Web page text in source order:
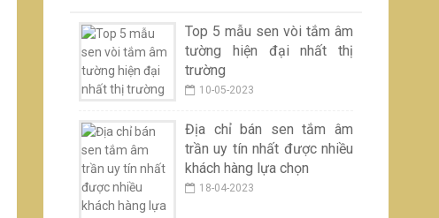
Top 5 mẫu sen vòi tắm âm
tường hiện đại nhất thị
trường
10-05-2023
Địa chỉ bán sen tắm âm
trần uy tín nhất được nhiều
khách hàng lựa chọn
18-04-2023